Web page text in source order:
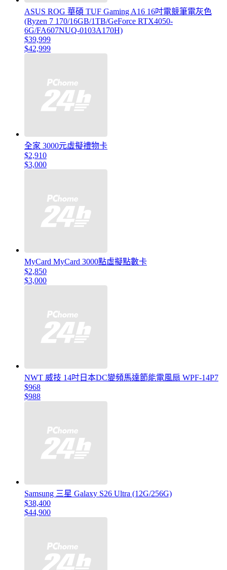
ASUS ROG 華碩 TUF Gaming A16 16吋電競筆電灰色
(Ryzen 7 170/16GB/1TB/GeForce RTX4050-
6G/FA607NUQ-0103A170H)
$39,999
$42,999
全家 3000元虛擬禮物卡
$2,910
$3,000
MyCard MyCard 3000點虛擬點數卡
$2,850
$3,000
NWT 威技 14吋日本DC變頻馬達節能電風扇 WPF-14P7
$968
$988
Samsung 三星 Galaxy S26 Ultra (12G/256G)
$38,400
$44,900